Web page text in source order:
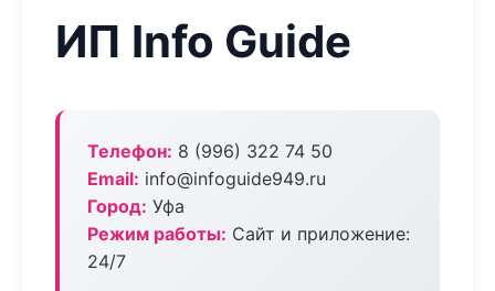
ИП Info Guide
Телефон: 8 (996) 322 74 50
Email: info@infoguide949.ru
Город: Уфа
Режим работы: Сайт и приложение:
24/7